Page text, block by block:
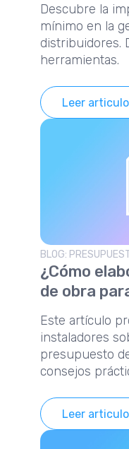
Descubre la
mínimo en la
distribuidores.
herramientas.
Leer articulo
BLOG:
¿Cómo
de obra
Este artículo
instaladores
presupuesto
consejos
Leer articulo